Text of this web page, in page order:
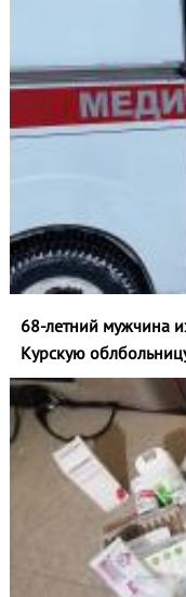
68-летний мужчина
Курскую